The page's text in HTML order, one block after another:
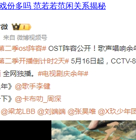
份多吗 范若若范闲关系揭秘